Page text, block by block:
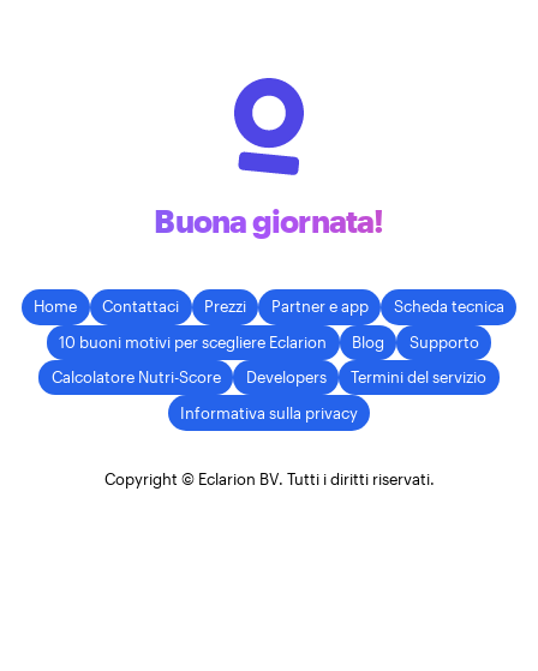
Buona giornata!
Home Contattaci Prezzi Partner e app
Scheda tecnica
10 buoni motivi per scegliere Eclarion
Blog
Supporto
Calcolatore Nutri-Score
Developers
Termini del servizio
Informativa sulla privacy
Copyright © Eclarion BV. Tutti i diritti riservati.